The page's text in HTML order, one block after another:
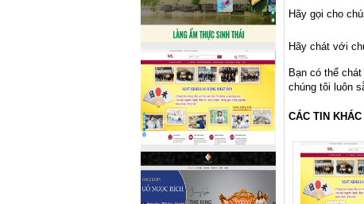
Hãy gọi cho
Hãy chát với
Bạn có thể
chúng tôi luôn
CÁC TIN KHÁC